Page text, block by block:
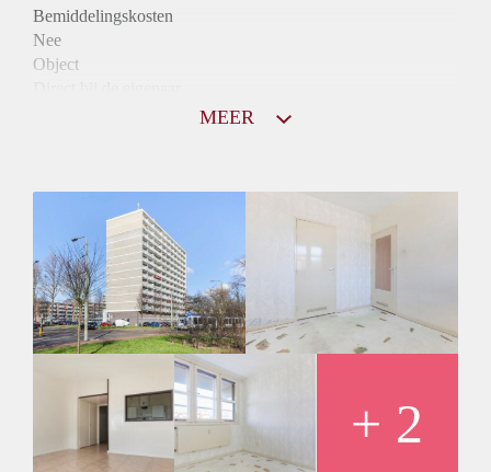
Bemiddelingskosten
Nee
Object
Mogelijk
Inkomen eis
N.V.T.
Huurtermijn
Onbepaalde termijn
Oplevering
MEER
+ 2